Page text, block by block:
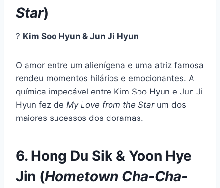
Star)
? Kim Soo Hyun & Jun Ji Hyun
O amor entre um alienígena e uma atriz famosa
rendeu momentos hilários e emocionantes. A
química impecável entre Kim Soo Hyun e Jun Ji
Hyun fez de My Love from the Starum dos
maiores sucessos dos doramas.
6. Hong Du Sik & Yoon Hye
Jin (Hometown Cha-Cha-